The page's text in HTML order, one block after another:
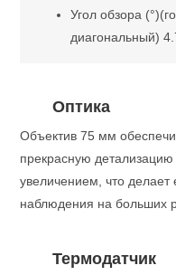
Угол обзора
диагональный)
Оптика
Объектив 75 мм
прекрасную
увеличением, что
наблюдения на больших
Термодатчик